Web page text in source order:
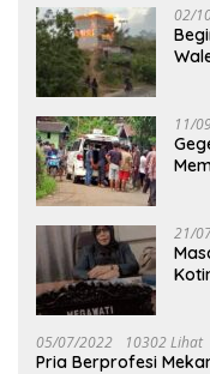
02/
11/
21/
05/07/2022 10302 Lihat
Pria Berprofesi